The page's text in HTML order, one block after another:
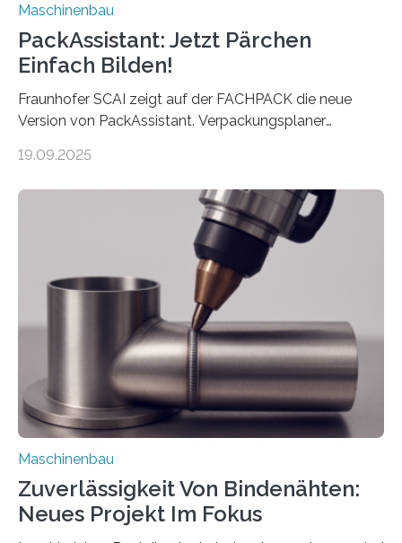
Maschinenbau
PackAssistant: Jetzt Pärchen
Einfach Bilden!
Fraunhofer SCAI zeigt auf der FACHPACK die neue
Version von PackAssistant. Verpackungsplaner
Automobil, Maschinenbau und in der Zulieferindustrie.
Teile als eine Einheit verpacken. Die Anordnung kann
der Benutzer vorgeben und erhält so mehr Kontrolle
über die Positionierung der Bauteile. Die ebenfalls neue
Automatisierungsschnittstelle dient dazu, die Software
besser in spezifische Unternehmensprozesse
einzubinden. Sankt Augustin – Zur Messe FACHPACK
vom 23. bis 25. September in Nürnberg…
19.09.2025
Maschinenbau
Zuverlässigkeit Von Bindenähten:
Neues Projekt Im Fokus